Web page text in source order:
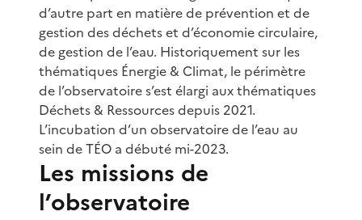
d’autre part en matière de prévention et de
gestion des déchets et d’économie circulaire,
de gestion de l’eau. Historiquement sur les
thématiques Énergie & Climat, le périmètre
de l’observatoire s’est élargi aux thématiques
Déchets & Ressources depuis 2021.
L’incubation d’un observatoire de l’eau au
sein de TÉO a débuté mi-2023.
Les missions de
l’observatoire